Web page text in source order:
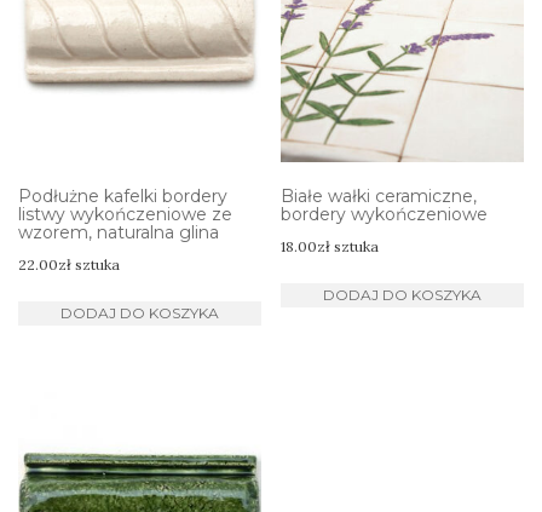
Podłużne kafelki bordery
listwy wykończeniowe ze
wzorem, naturalna glina
22.00zł sztuka
DODAJ DO KOSZYKA
Białe wałki ceramiczne,
bordery wykończeniowe
18.00zł sztuka
DODAJ DO KOSZYKA